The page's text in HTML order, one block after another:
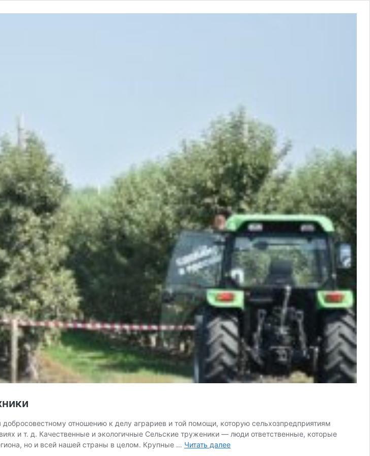
отношению к делу аграриев и той помощи, которую сельхозпредприятиям
и т. д. Качественные и экологичные Сельские труженики — люди ответственные, которые
но и всей нашей страны в целом. Крупные … Читать далееАПК